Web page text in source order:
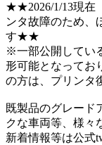
★★2026/1/13現在
ンタ故障のため、
す★★
※一部公開してい
形可能となってお
の方は、プリンタ
既製品のグレード
クな車両等、様々
新着情報等は公式